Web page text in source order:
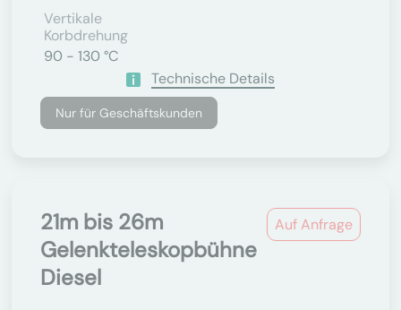
Vertikale
Korbdrehung
90 - 130 °C
Technische Details
Nur für Geschäftskunden
Auf Anfrage
21m bis 26m
Gelenkteleskopbühne
Diesel